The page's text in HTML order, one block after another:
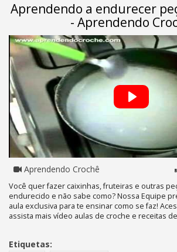
Aprendendo a endurecer
- Aprendendo
Aprendendo Crochê
Você quer fazer caixinhas, fruteiras e outras
endurecido e não sabe como? Nossa Equipe
aula exclusiva para te ensinar como se faz!
assista mais vídeo aulas de croche e receitas
Etiquetas: